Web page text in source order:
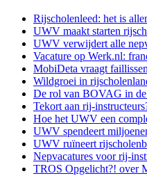
Rijscholenleed: het is
UWV maakt starten
UWV verwijdert alle
Vacature op Werk.nl:
MobiDeta vraagt
Wildgroei in
De rol van BOVAG in
Tekort aan rij-
Hoe het UWV een
UWV spendeert
UWV ruïneert
Nepvacatures voor rij-
TROS Opgelicht?! over